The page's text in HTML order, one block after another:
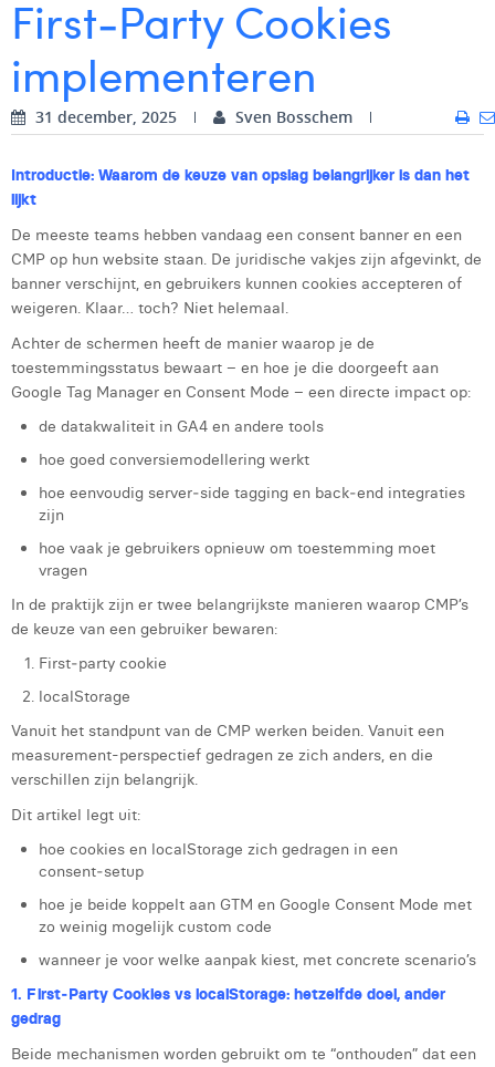
Dhan Claes
Diane Tremouroux
Edouard Polet
Elio Civalleri
Eliott Pousset
Floriane Defacqz
Glenn Vanderlinden
Hanne Van Loock
Janne Beke
Jonas Geiregat
Laura Rooseleer
Laura Verhelst
Lena Pignoloni
Leonard Dierickx
Linda Kraim
Lisa Protin
Lore Fierens
Louis Nassogne
Lucas Taels
Manon Houppertz
Margaux Marien
Margaux Snakkers
Digital Business Intern
First‑Party Cookies
implementeren
31 december, 2025 Sven Bosschem
Introductie: Waarom de keuze van opslag belangrijker is dan het
lijkt
De meeste teams hebben vandaag een consent banner en een
CMP op hun website staan. De juridische vakjes zijn afgevinkt, de
banner verschijnt, en gebruikers kunnen cookies accepteren of
weigeren. Klaar… toch? Niet helemaal.
Achter de schermen heeft de manier waarop je de
toestemmingsstatus bewaart – en hoe je die doorgeeft aan
Google Tag Manager en Consent Mode – een directe impact op:
de datakwaliteit in GA4 en andere tools
hoe goed conversiemodellering werkt
hoe eenvoudig server‑side tagging en back‑end integraties
zijn
hoe vaak je gebruikers opnieuw om toestemming moet
vragen
In de praktijk zijn er twee belangrijkste manieren waarop CMP’s
de keuze van een gebruiker bewaren:
First‑party cookie
localStorage
Vanuit het standpunt van de CMP werken beiden. Vanuit een
measurement-perspectief gedragen ze zich anders, en die
verschillen zijn belangrijk.
Dit artikel legt uit:
hoe cookies en localStorage zich gedragen in een
consent‑setup
hoe je beide koppelt aan GTM en Google Consent Mode met
zo weinig mogelijk custom code
wanneer je voor welke aanpak kiest, met concrete scenario’s
1. First‑Party Cookies vs localStorage: hetzelfde doel, ander
gedrag
Beide mechanismen worden gebruikt om te “onthouden” dat een